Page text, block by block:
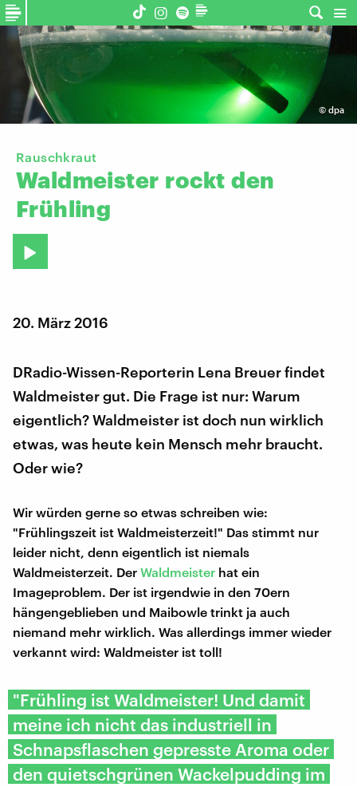
© dpa
Rauschkraut
Waldmeister rockt den
Frühling
20. März 2016
DRadio-Wissen-Reporterin Lena Breuer findet
Waldmeister gut. Die Frage ist nur: Warum
eigentlich? Waldmeister ist doch nun wirklich
etwas, was heute kein Mensch mehr braucht.
Oder wie?
Wir würden gerne so etwas schreiben wie:
"Frühlingszeit ist Waldmeisterzeit!" Das stimmt nur
leider nicht, denn eigentlich ist niemals
Waldmeisterzeit. Der Waldmeister hat ein
Imageproblem. Der ist irgendwie in den 70ern
hängengeblieben und Maibowle trinkt ja auch
niemand mehr wirklich. Was allerdings immer wieder
verkannt wird: Waldmeister ist toll!
"Frühling ist Waldmeister! Und damit
meine ich nicht das industriell in
Schnapsflaschen gepresste Aroma oder
den quietschgrünen Wackelpudding im